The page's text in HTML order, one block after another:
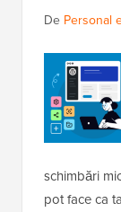
De Personal
schimbări
pot face ca